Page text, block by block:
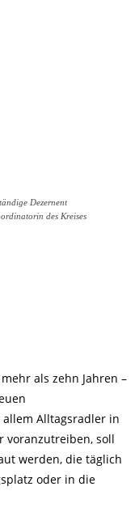
Dezernent
des Kreises
als zehn Jahren –
Alltagsradler in
voranzutreiben, soll
werden, die täglich
oder in die